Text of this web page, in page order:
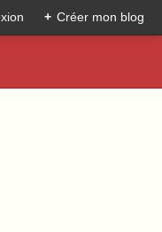
+ Créer mon blog